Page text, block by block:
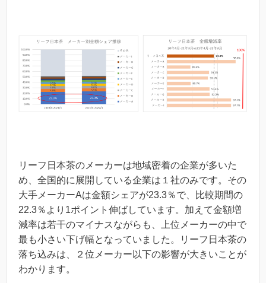
リーフ日本茶のメーカーは地域密着の企業が多いた
め、全国的に展開している企業は１社のみです。その
大手メーカーAは金額シェアが23.3％で、比較期間の
22.3％より1ポイント伸ばしています。加えて金額増
減率は若干のマイナスながらも、上位メーカーの中で
最も小さい下げ幅となっていました。リーフ日本茶の
落ち込みは、２位メーカー以下の影響が大きいことが
わかります。